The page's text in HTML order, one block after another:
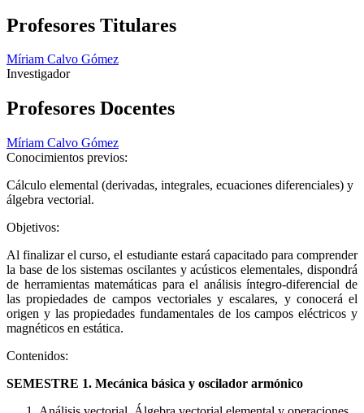
Profesores Titulares
Míriam Calvo Gómez
Investigador
Profesores Docentes
Míriam Calvo Gómez
Conocimientos previos:
Cálculo elemental (derivadas, integrales, ecuaciones diferenciales) y
álgebra vectorial.
Objetivos:
Al finalizar el curso, el estudiante estará capacitado para comprender
la base de los sistemas oscilantes y acústicos elementales, dispondrá
de herramientas matemáticas para el análisis íntegro-diferencial de
las propiedades de campos vectoriales y escalares, y conocerá el
origen y las propiedades fundamentales de los campos eléctricos y
magnéticos en estática.
Contenidos:
SEMESTRE 1. Mecánica básica y oscilador armónico